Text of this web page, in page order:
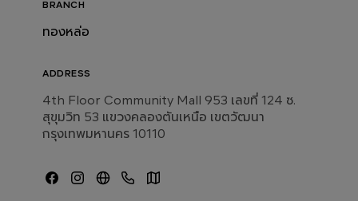
BRANCH
ทองหล่อ
ADDRESS
4th Floor Community Mall 953 เลขที่ 124 ซ.
สุขุมวิท 53 แขวงคลองตันเหนือ เขตวัฒนา
กรุงเทพมหานคร 10110